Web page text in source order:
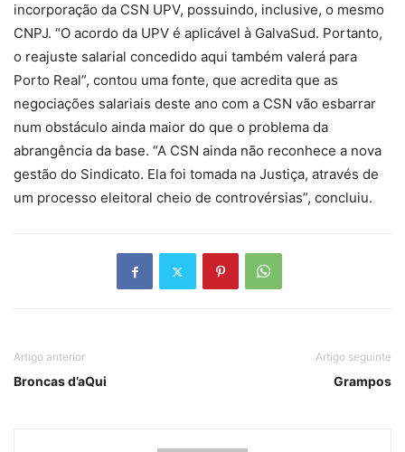
incorporação da CSN UPV, possuindo, inclusive, o mesmo
CNPJ. “O acordo da UPV é aplicável à GalvaSud. Portanto,
o reajuste salarial concedido aqui também valerá para
Porto Real”, contou uma fonte, que acredita que as
negociações salariais deste ano com a CSN vão esbarrar
num obstáculo ainda maior do que o problema da
abrangência da base. “A CSN ainda não reconhece a nova
gestão do Sindicato. Ela foi tomada na Justiça, através de
um processo eleitoral cheio de controvérsias”, concluiu.
Artigo anterior
Broncas d’aQui
Artigo seguinte
Grampos